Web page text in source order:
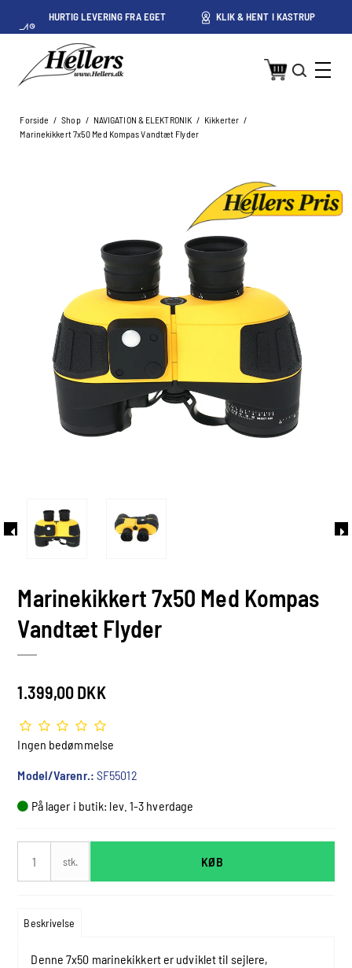
HURTIG LEVERING FRA EGET
LAGER I KASTRUP
KLIK & HENT I KASTRUP
Forside / Shop / NAVIGATION & ELEKTRONIK / Kikkerter /
Marinekikkert 7x50 Med Kompas Vandtæt Flyder
Marinekikkert 7x50 Med Kompas
Vandtæt Flyder
1.399,00 DKK
Ingen bedømmelse
Model/Varenr.: SF55012
På lager i butik: lev. 1-3 hverdage
stk. KØB
Beskrivelse
Denne 7x50 marinekikkert er udviklet til sejlere,